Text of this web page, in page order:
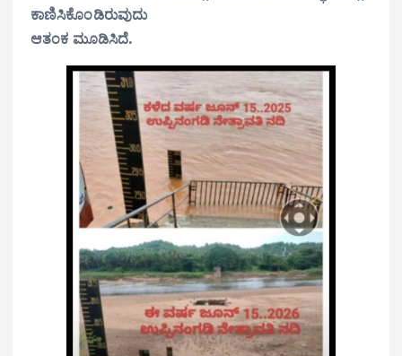
ಕಾಣಿಸಿಕೊಂಡಿರುವುದು
ಆತಂಕ ಮೂಡಿಸಿದೆ.